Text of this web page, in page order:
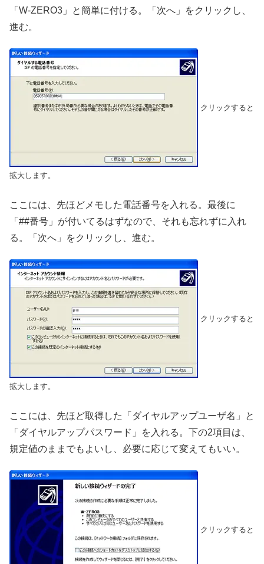
「W-ZERO3」と簡単に付ける。「次へ」をクリックし、
進む。
クリックすると
拡大します。
ここには、先ほどメモした電話番号を入れる。最後に
「##番号」が付いてるはずなので、それも忘れずに入れ
る。「次へ」をクリックし、進む。
クリックすると
拡大します。
ここには、先ほど取得した「ダイヤルアップユーザ名」と
「ダイヤルアップパスワード」を入れる。下の2項目は、
規定値のままでもよいし、必要に応じて変えてもいい。
クリックすると